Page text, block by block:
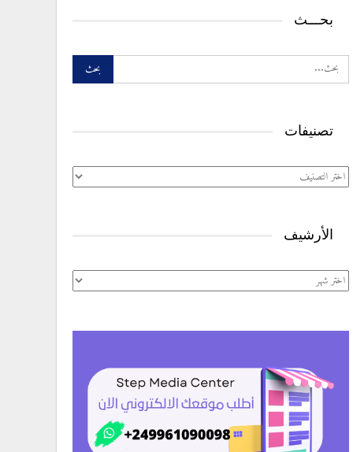
بحـــث
تصنيفات
تصنيفات
الأرشيف
الأرشيف